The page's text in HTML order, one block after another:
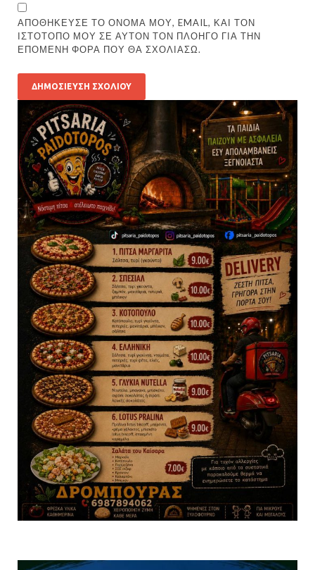
ΑΠΟΘΉΚΕΥΣΕ ΤΟ ΌΝΟΜΆ ΜΟΥ, EMAIL, ΚΑΙ ΤΟΝ
ΙΣΤΌΤΟΠΟ ΜΟΥ ΣΕ ΑΥΤΌΝ ΤΟΝ ΠΛΟΗΓΌ ΓΙΑ ΤΗΝ
ΕΠΌΜΕΝΗ ΦΟΡΆ ΠΟΥ ΘΑ ΣΧΟΛΙΆΣΩ.